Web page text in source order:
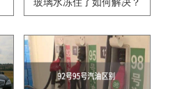
玻璃水冻住了如何解决？